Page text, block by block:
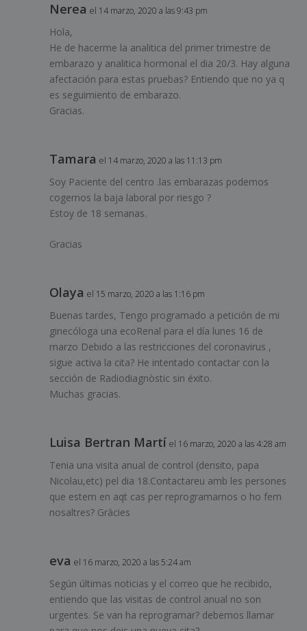
Nerea el 14 marzo, 2020 a las 9:43 pm
Hola,
He de hacerme la analitica del primer trimestre de
embarazo y analitica hormonal el dia 20/3. Hay alguna
afectación para estas pruebas? Entiendo que no ya q
es seguimiento de embarazo.
Gracias.
Tamara el 14 marzo, 2020 a las 11:13 pm
Soy Paciente del centro .las embarazas podemos
cogernos la baja laboral por riesgo ?
Estoy de 18 semanas.
Gracias
Olaya el 15 marzo, 2020 a las 1:16 pm
Buenas tardes, Tengo programado a petición de mi
ginecóloga una ecoRenal para el día lunes 16 de
marzo Debido a las restricciones del coronavirus ,
sigue activa la cita? He intentado contactar con la
sección de Radiodiagnòstic sin éxito.
Muchas gracias.
Luisa Bertran Martí el 16 marzo, 2020 a las 4:28 am
Tenia una visita anual de control (densito, papa
Nicolau,etc) pel dia 18.Contactareu amb les persones
que estem en aqt cas per reprogramarnos o ho fem
nosaltres? Gràcies
eva el 16 marzo, 2020 a las 5:24 am
Según últimas noticias y el correo que he recibido,
entiendo que las visitas de control anual no son
urgentes. Se van ha reprogramar? debemos llamar